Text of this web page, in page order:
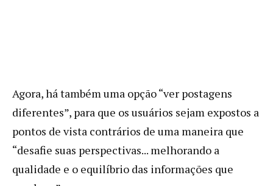
Agora, há também uma opção “ver postagens
diferentes”, para que os usuários sejam expostos a
pontos de vista contrários de uma maneira que
“desafie suas perspectivas... melhorando a
qualidade e o equilíbrio das informações que